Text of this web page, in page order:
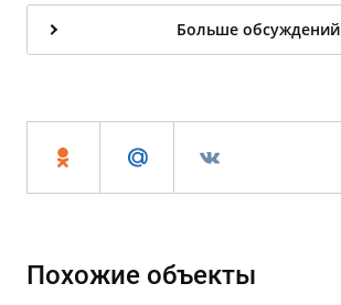
Больше обсуждений
Похожие объекты